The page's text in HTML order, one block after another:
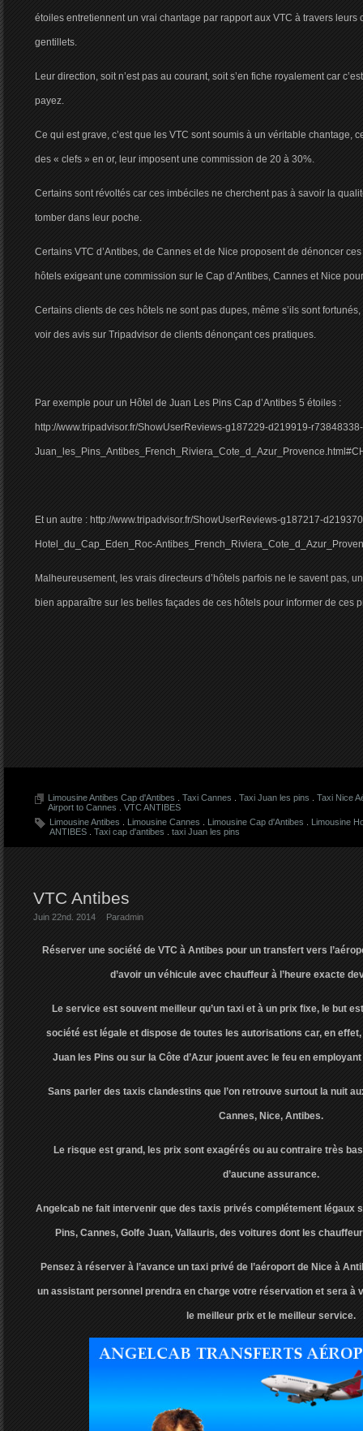
étoiles entretiennent un vrai chantage par rapport aux VTC à travers leurs
gentillets.
Leur direction, soit n’est pas au courant, soit s’en fiche royalement car
payez.
Ce qui est grave, c’est que les VTC sont soumis à un véritable chantage,
des « clefs » en or, leur imposent une commission de 20 à 30%.
Certains sont révoltés car ces imbéciles ne cherchent pas à savoir la
tomber dans leur poche.
Certains VTC d’Antibes, de Cannes et de Nice proposent de dénoncer
hôtels exigeant une commission sur le Cap d’Antibes, Cannes et Nice
Certains clients de ces hôtels ne sont pas dupes, même s’ils sont
voir des avis sur Tripadvisor de clients dénonçant ces pratiques.
Par exemple pour un Hôtel de Juan Les Pins Cap d’Antibes 5 étoiles :
http://www.tripadvisor.fr/ShowUserReviews-g187229-d219919-
Et un autre : http://www.tripadvisor.fr/ShowUserReviews-g187217-
Hotel_du_Cap_Eden_Roc-
Malheureusement, les vrais directeurs d’hôtels parfois ne le savent pas,
bien apparaître sur les belles façades de ces hôtels pour informer de ces
Limousine Antibes Cap d'Antibes . Taxi Cannes . Taxi Juan les pins . Taxi Nice
Airport to Cannes . VTC ANTIBES
Limousine Antibes . Limousine Cannes . Limousine Cap d'Antibes . Limousine
ANTIBES . Taxi cap d'antibes . taxi Juan les pins
VTC Antibes
Juin 22nd. 2014 Paradmin
Réserver une société de VTC à Antibes pour un transfert vers
d’avoir un véhicule avec chauffeur à l’heure exacte
Le service est souvent meilleur qu’un taxi et à un prix fixe, le but
société est légale et dispose de toutes les autorisations car, en
Juan les Pins ou sur la Côte d’Azur jouent avec le feu en
Sans parler des taxis clandestins que l’on retrouve surtout la nuit
Cannes, Nice, Antibes.
Le risque est grand, les prix sont exagérés ou au contraire très
d’aucune assurance.
Angelcab ne fait intervenir que des taxis privés complétement légaux
Pins, Cannes, Golfe Juan, Vallauris, des voitures dont les
Pensez à réserver à l’avance un taxi privé de l’aéroport de Nice à
un assistant personnel prendra en charge votre réservation et sera à
le meilleur prix et le meilleur service.